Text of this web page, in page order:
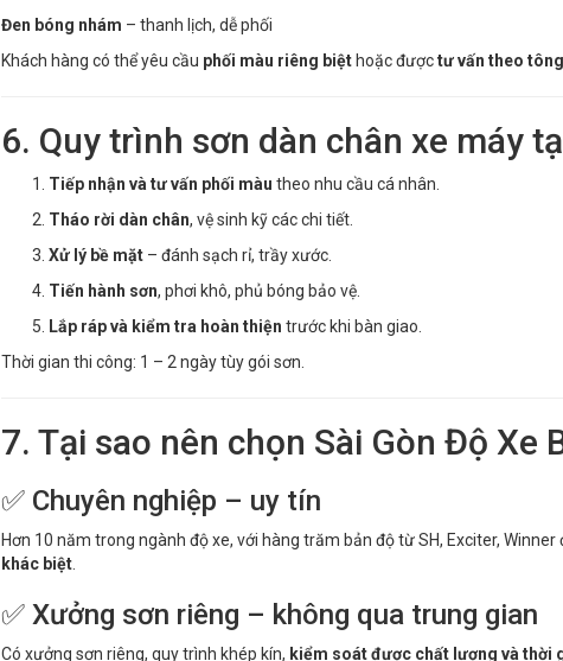
Đen bóng nhám – thanh lịch, dễ phối
Khách hàng có thể yêu cầu phối màu riêng biệthoặc đượctư vấn theo
6. Quy trình sơn dàn chân xe máy
Tiếp nhận và tư vấn phối màu theo nhu cầu cá nhân.
Tháo rời dàn chân, vệ sinh kỹ các chi tiết.
Xử lý bề mặt– đánh sạch rỉ, trầy xước.
Tiến hành sơn, phơi khô, phủ bóng bảo vệ.
Lắp ráp và kiểm tra hoàn thiện trước khi bàn giao.
Thời gian thi công: 1 – 2 ngày tùy gói sơn.
7. Tại sao nên chọn Sài Gòn Độ Xe
✅ Chuyên nghiệp – uy tín
Hơn 10 năm trong ngành độ xe, với hàng trăm bản độ từ SH, Exciter,
khác biệt.
✅ Xưởng sơn riêng – không qua trung gian
Có xưởng sơn riêng, quy trình khép kín, kiểm soát được chất lượng và thời